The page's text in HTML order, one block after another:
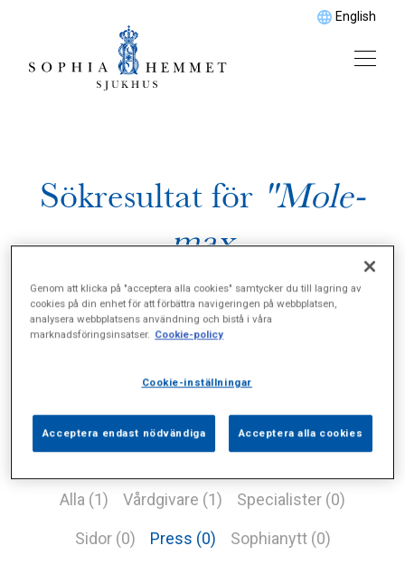
English
Sökresultat för "Mole-
max
(fotodokumentation)"
Alla (1) Vårdgivare (1) Specialister (0)
Sidor (0) Press (0) Sophianytt (0)
Genom att klicka på "acceptera alla cookies" samtycker du till lagring av
cookies på din enhet för att förbättra navigeringen på webbplatsen,
analysera webbplatsens användning och bistå i våra
marknadsföringsinsatser. Cookie-policy
Cookie-inställningar
Acceptera endast nödvändiga Acceptera alla cookies